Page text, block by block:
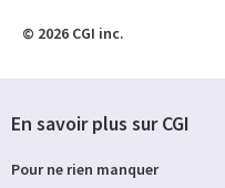
© 2026 CGI inc.
En savoir plus sur CGI
Pour ne rien manquer